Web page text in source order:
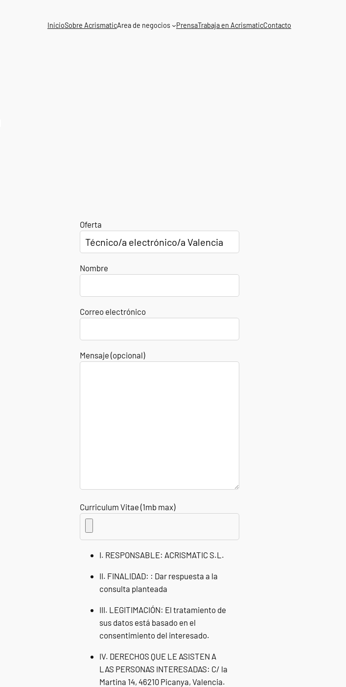
InicioSobre AcrismaticArea de negocios PrensaTrabaja en AcrismaticContacto
Oferta
Nombre
Correo electrónico
Mensaje (opcional)
Curriculum Vitae (1mb max)
I. RESPONSABLE: ACRISMATIC S.L.
II. FINALIDAD: : Dar respuesta a la
consulta planteada
III. LEGITIMACIÓN: El tratamiento de
sus datos está basado en el
consentimiento del interesado.
IV. DERECHOS QUE LE ASISTEN A
LAS PERSONAS INTERESADAS: C/ la
Martina 14, 46210 Picanya, Valencia.